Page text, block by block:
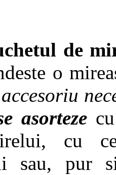
de
o
accesoriu
asortezecu
cu
sau,